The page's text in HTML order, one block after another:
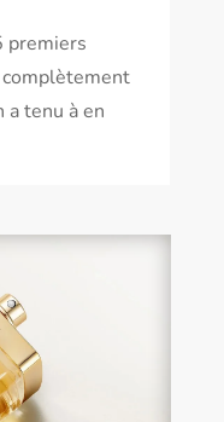
premiers
complètement
a tenu à en